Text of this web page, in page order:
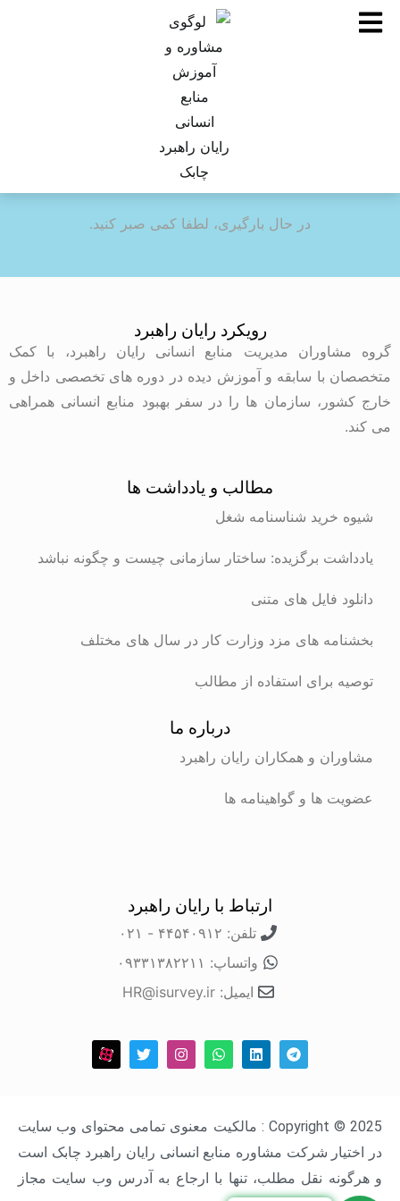
در حال بارگیری، لطفا کمی صبر کنید.
رویکرد رایان راهبرد
گروه مشاوران مدیریت منابع انسانی رایان راهبرد، با کمک
متخصصان با سابقه و آموزش دیده در دوره های تخصصی داخل و
خارج کشور، سازمان ها را در سفر بهبود منابع انسانی همراهی
می کند.
مطالب و یادداشت ها
شیوه خرید شناسنامه شغل
یادداشت برگزیده: ساختار سازمانی چیست و چگونه نباشد
دانلود فایل های متنی
بخشنامه های مزد وزارت کار در سال های مختلف
توصیه برای استفاده از مطالب
درباره ما
مشاوران و همکاران رایان راهبرد
عضویت ها و گواهینامه ها
ارتباط با رایان راهبرد
تلفن: ۴۴۵۴۰۹۱۲ - ۰۲۱
واتساپ: ۰۹۳۳۱۳۸۲۲۱۱
ایمیل: HR@isurvey.ir
Copyright © 2025 : مالکیت معنوی تمامی محتوای وب سایت
در اختیار شرکت مشاوره منابع انسانی رایان راهبرد چابک است
و هرگونه نقل مطلب، تنها با ارجاع به آدرس وب سایت مجاز